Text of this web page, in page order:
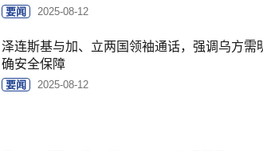
要闻 2025-08-12
泽连斯基与加、立两国领袖通话，强调乌方需
确安全保障
要闻 2025-08-12